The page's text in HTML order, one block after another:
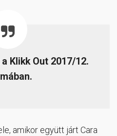
Klikk Out 2017/12.
amikor együtt járt Cara